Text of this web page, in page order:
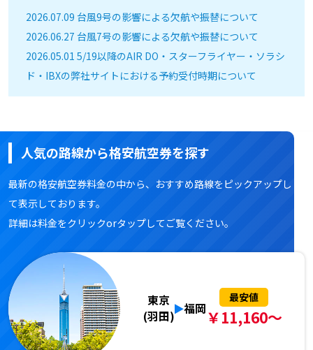
2026.07.09 台風9号の影響による欠航や振替について
2026.06.27 台風7号の影響による欠航や振替について
2026.05.01 5/19以降のAIR DO・スターフライヤー・ソラシ
ド・IBXの弊社サイトにおける予約受付時期について
人気の路線から格安航空券を探す
最新の格安航空券料金の中から、おすすめ路線をピックアップし
て表示しております。
詳細は料金をクリックorタップしてご覧ください。
東京
(羽田) 福岡
最安値
￥11,160～